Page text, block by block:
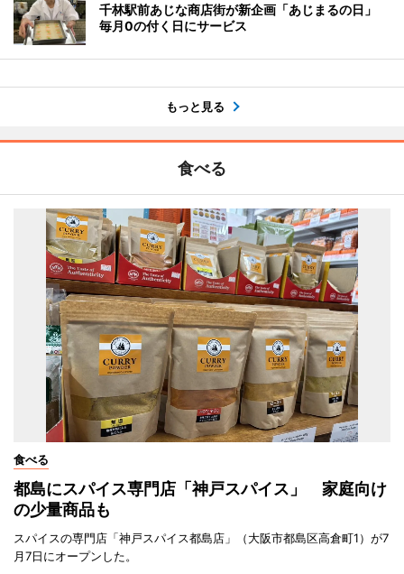
千林駅前あじな商店街が新企画「あじまるの日」
毎月0の付く日にサービス
もっと見る
食べる
食べる
都島にスパイス専門店「神戸スパイス」 家庭向け
の少量商品も
スパイスの専門店「神戸スパイス都島店」（大阪市都島区高倉町1）が7
月7日にオープンした。